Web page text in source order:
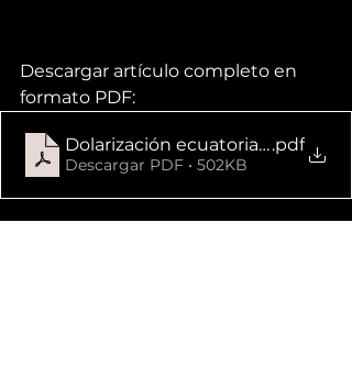
Descargar artículo completo en
formato PDF:
Dolarización ecuatoriana.pdf
Descargar PDF • 502KB